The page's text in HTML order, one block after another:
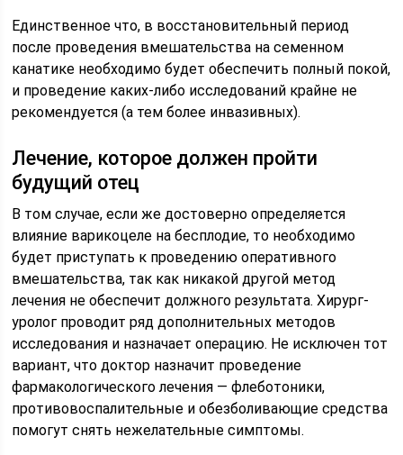
Единственное что, в восстановительный период
после проведения вмешательства на семенном
канатике необходимо будет обеспечить полный покой,
и проведение каких-либо исследований крайне не
рекомендуется (а тем более инвазивных).
Лечение, которое должен пройти
будущий отец
В том случае, если же достоверно определяется
влияние варикоцеле на бесплодие, то необходимо
будет приступать к проведению оперативного
вмешательства, так как никакой другой метод
лечения не обеспечит должного результата. Хирург-
уролог проводит ряд дополнительных методов
исследования и назначает операцию. Не исключен тот
вариант, что доктор назначит проведение
фармакологического лечения — флеботоники,
противовоспалительные и обезболивающие средства
помогут снять нежелательные симптомы.